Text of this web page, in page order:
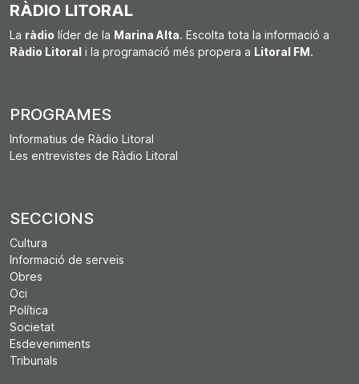
RÀDIO LITORAL
La ràdio líder de la Marina Alta. Escolta tota la informació a
Ràdio Litoral i la programació més propera a Litoral FM.
PROGRAMES
Informatius de Ràdio Litoral
Les entrevistes de Ràdio Litoral
SECCIONS
Cultura
Informació de serveis
Obres
Oci
Política
Societat
Esdeveniments
Tribunals